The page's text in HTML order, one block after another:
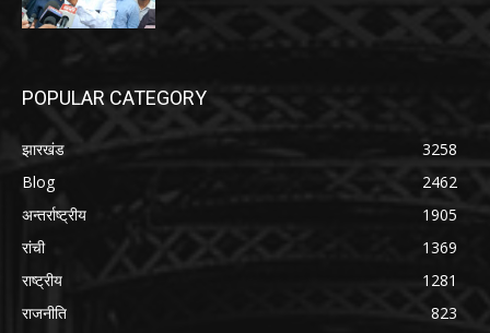
POPULAR CATEGORY
झारखंड
3258
Blog
2462
अन्तर्राष्ट्रीय
1905
रांची
1369
राष्ट्रीय
1281
राजनीति
823